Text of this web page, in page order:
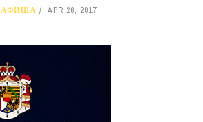
АФИША APR 28, 2017